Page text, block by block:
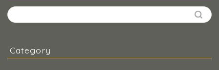
Category